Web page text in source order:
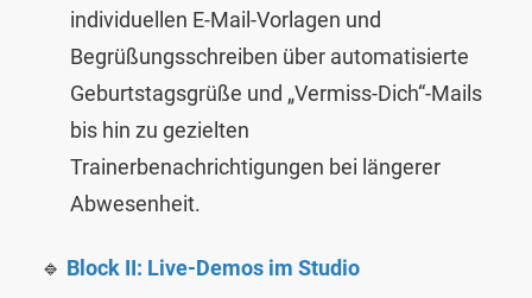
individuellen E-Mail-Vorlagen und
Begrüßungsschreiben über automatisierte
Geburtstagsgrüße und „Vermiss-Dich“-Mails
bis hin zu gezielten
Trainerbenachrichtigungen bei längerer
Abwesenheit.
🔹 Block II: Live-Demos im Studio